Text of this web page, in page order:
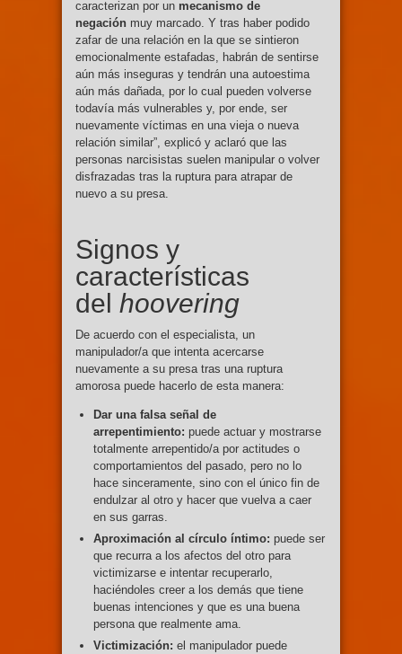
caracterizan por un mecanismo de
negación muy marcado. Y tras haber podido
zafar de una relación en la que se sintieron
emocionalmente estafadas, habrán de sentirse
aún más inseguras y tendrán una autoestima
aún más dañada, por lo cual pueden volverse
todavía más vulnerables y, por ende, ser
nuevamente víctimas en una vieja o nueva
relación similar”, explicó y aclaró que las
personas narcisistas suelen manipular o volver
disfrazadas tras la ruptura para atrapar de
nuevo a su presa.
Signos y
características
del hoovering
De acuerdo con el especialista, un
manipulador/a que intenta acercarse
nuevamente a su presa tras una ruptura
amorosa puede hacerlo de esta manera:
Dar una falsa señal de
arrepentimiento: puede actuar y mostrarse
totalmente arrepentido/a por actitudes o
comportamientos del pasado, pero no lo
hace sinceramente, sino con el único fin de
endulzar al otro y hacer que vuelva a caer
en sus garras.
Aproximación al círculo íntimo: puede ser
que recurra a los afectos del otro para
victimizarse e intentar recuperarlo,
haciéndoles creer a los demás que tiene
buenas intenciones y que es una buena
persona que realmente ama.
Victimización: el manipulador puede